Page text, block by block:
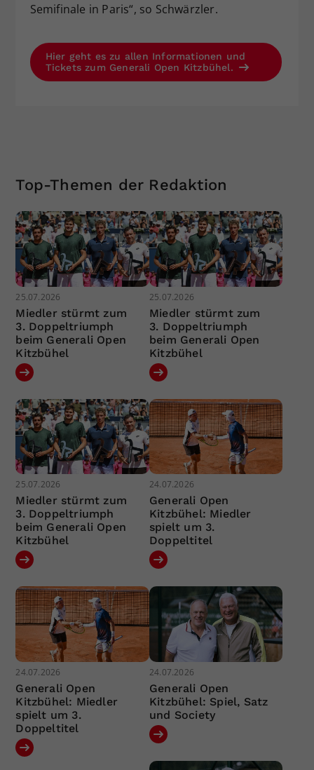
Semifinale in Paris“, so Schwärzler.
Hier geht es zu allen Informationen und
Tickets zum Generali Open Kitzbühel.
Top-Themen der Redaktion
25.07.2026
Miedler stürmt zum
3. Doppeltriumph
beim Generali Open
Kitzbühel
25.07.2026
Miedler stürmt zum
3. Doppeltriumph
beim Generali Open
Kitzbühel
25.07.2026
Miedler stürmt zum
3. Doppeltriumph
beim Generali Open
Kitzbühel
24.07.2026
Generali Open
Kitzbühel: Miedler
spielt um 3.
Doppeltitel
24.07.2026
Generali Open
Kitzbühel: Miedler
spielt um 3.
Doppeltitel
24.07.2026
Generali Open
Kitzbühel: Spiel, Satz
und Society